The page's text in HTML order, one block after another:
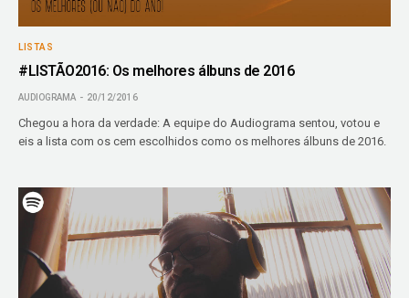
LISTAS
#LISTÃO2016: Os melhores álbuns de 2016
AUDIOGRAMA 20/12/2016
Chegou a hora da verdade: A equipe do Audiograma sentou, votou e
eis a lista com os cem escolhidos como os melhores álbuns de 2016.